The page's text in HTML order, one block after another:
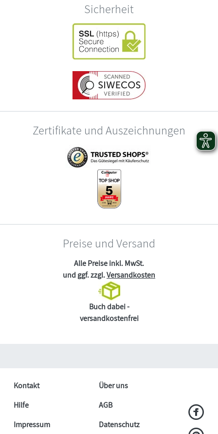
Sicherheit
Zertifikate und Auszeichnungen
Preise und Versand
Alle Preise inkl. MwSt.
und ggf. zzgl.Versandkosten
Buch dabei -
versandkostenfrei
Kontakt
Über uns
Hilfe
AGB
Impressum
Datenschutz